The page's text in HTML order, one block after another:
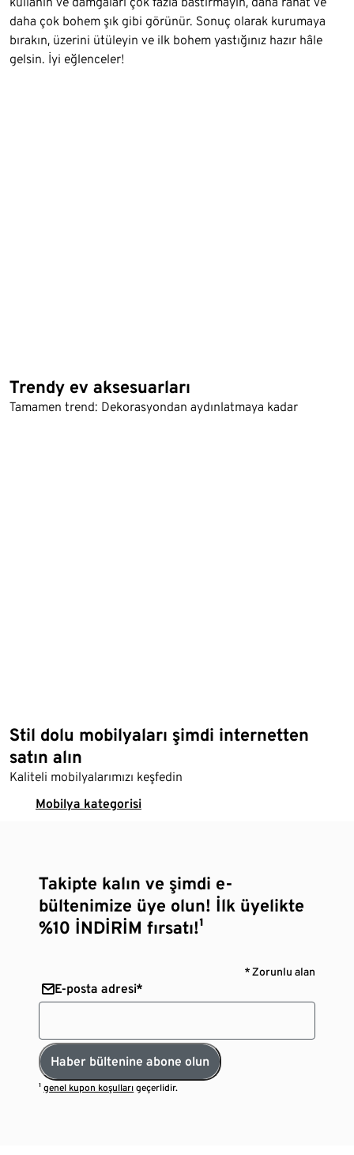
daha çok bohem şık gibi görünür. Sonuç olarak kurumaya
bırakın, üzerini ütüleyin ve ilk bohem yastığınız hazır hâle
gelsin. İyi eğlenceler!
Trendy ev aksesuarları
Tamamen trend: Dekorasyondan aydınlatmaya kadar
Stil dolu mobilyaları şimdi internetten
satın alın
Kaliteli mobilyalarımızı keşfedin
Mobilya kategorisi
Takipte kalın ve şimdi e-
bültenimize üye olun! İlk üyelikte
%10 İNDİRİM fırsatı!¹
* Zorunlu alan
E-posta adresi*
Haber bültenine abone olun
¹genel kupon koşulları geçerlidir.